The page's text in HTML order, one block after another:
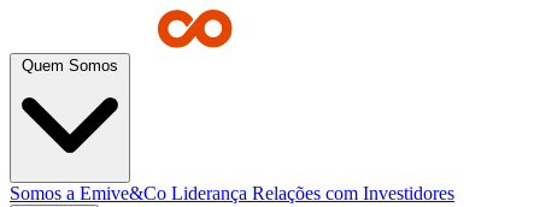
Quem Somos
Somos a Emive&Co Liderança Relações com Investidores